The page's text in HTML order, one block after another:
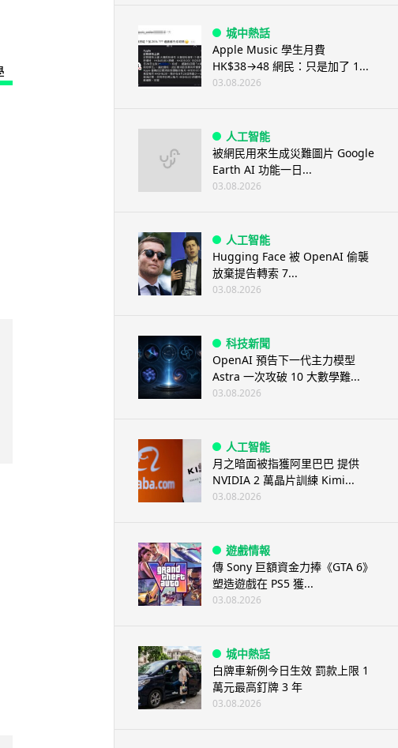
城中熱話
Apple Music 學生月費
HK$38→48 網民：只是加了 1...
03.08.2026
人工智能
被網民用來生成災難圖片 Google
Earth AI 功能一日...
03.08.2026
人工智能
Hugging Face 被 OpenAI 偷襲
放棄提告轉索 7...
03.08.2026
科技新聞
OpenAI 預告下一代主力模型
Astra 一次攻破 10 大數學難...
03.08.2026
人工智能
月之暗面被指獲阿里巴巴 提供
NVIDIA 2 萬晶片訓練 Kimi...
03.08.2026
遊戲情報
傳 Sony 巨額資金力捧《GTA 6》
塑造遊戲在 PS5 獲...
03.08.2026
城中熱話
白牌車新例今日生效 罰款上限 1
萬元最高釘牌 3 年
03.08.2026